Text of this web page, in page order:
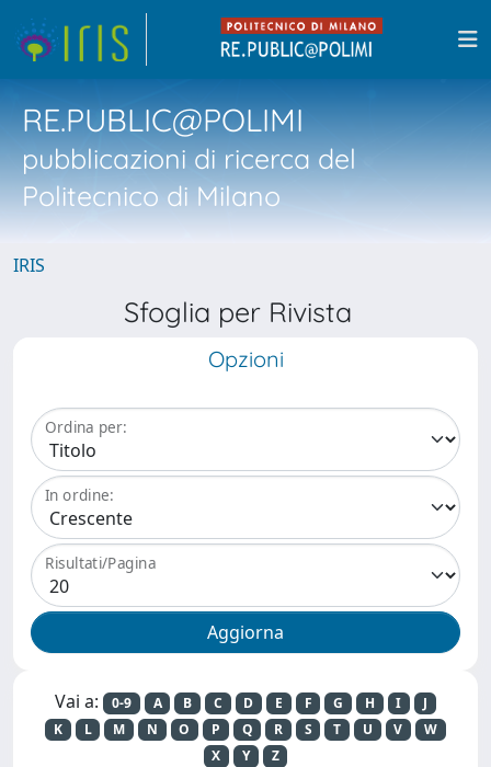
RE.PUBLIC@POLIMI
pubblicazioni di ricerca del
Politecnico di Milano
IRIS
Sfoglia per Rivista
Opzioni
Ordina per:
In ordine:
Risultati/Pagina
Vai a: 0-9 A B C D E F G H I
J
K
L M N O P Q R S T U V
W
X
Y Z